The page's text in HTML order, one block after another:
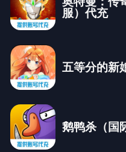
服）代充
五等分的新
鹅鸭杀（国